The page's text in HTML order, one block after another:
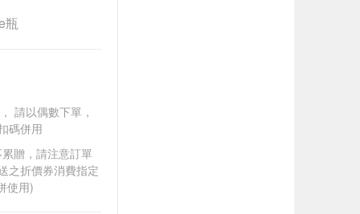
瓶
請以偶數下單，
碼併用
贈，請注意訂單
之折價券消費指定
使用)